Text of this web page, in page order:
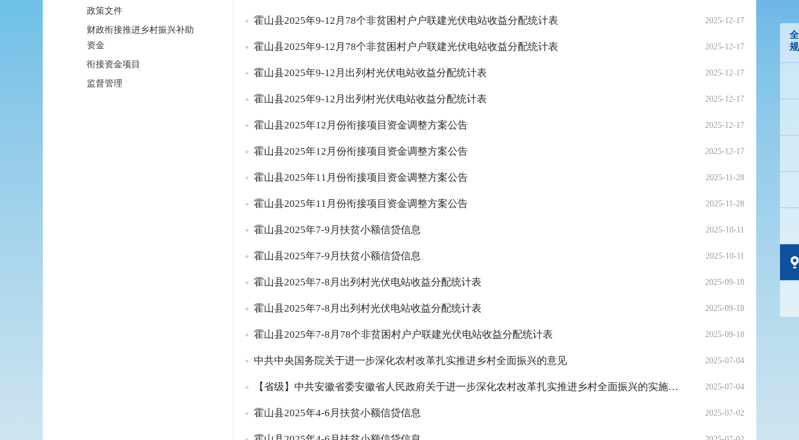
政策文件
财政衔接推进乡村振兴补助
资金
衔接资金项目
监督管理
2025-12-17
霍山县2025年9-12月78个非贫困村户户联建光伏电站收益分配统计表
2025-12-17
霍山县2025年9-12月78个非贫困村户户联建光伏电站收益分配统计表
2025-12-17
霍山县2025年9-12月出列村光伏电站收益分配统计表
2025-12-17
霍山县2025年9-12月出列村光伏电站收益分配统计表
2025-12-17
霍山县2025年12月份衔接项目资金调整方案公告
2025-12-17
霍山县2025年12月份衔接项目资金调整方案公告
2025-11-28
霍山县2025年11月份衔接项目资金调整方案公告
2025-11-28
霍山县2025年11月份衔接项目资金调整方案公告
2025-10-11
霍山县2025年7-9月扶贫小额信贷信息
2025-10-11
霍山县2025年7-9月扶贫小额信贷信息
2025-09-18
霍山县2025年7-8月出列村光伏电站收益分配统计表
2025-09-18
霍山县2025年7-8月出列村光伏电站收益分配统计表
2025-09-18
霍山县2025年7-8月78个非贫困村户户联建光伏电站收益分配统计表
2025-07-04
中共中央国务院关于进一步深化农村改革扎实推进乡村全面振兴的意见
2025-07-04
【省级】中共安徽省委安徽省人民政府关于进一步深化农村改革扎实推进乡村全面振兴的实施意见
2025-07-02
霍山县2025年4-6月扶贫小额信贷信息